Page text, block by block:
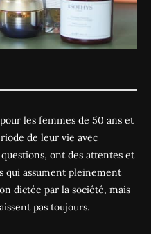
les femmes de 50 ans et
de leur vie avec
ont des attentes et
qui assument pleinement
dictée par la société, mais
pas toujours.